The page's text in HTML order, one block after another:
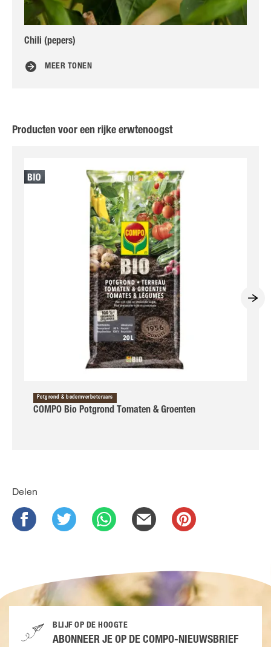
Chili (pepers)
MEER TONEN
Producten voor een rijke erwtenoogst
Potgrond & bodemverbeteraars
COMPO Bio Potgrond Tomaten & Groenten
Delen
BLIJF OP DE HOOGTE
ABONNEER JE OP DE COMPO-NIEUWSBRIEF